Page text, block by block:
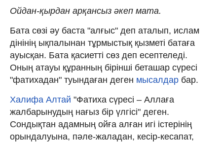
Ойдан-қырдан арқансыз әкеп мата.
Бата сөзі әу баста "алғыс" деп аталып, ислам
дінінің ықпалынан тұрмыстық қызметі батаға
ауысқан. Бата қасиетті сөз деп есептеледі.
Оның атауы құранның бірінші беташар сүресі
"фатихадан" туындаған деген мысалдар бар.
Халифа Алтай "Фатиха сүресі – Аллаға
жалбарынудың нағыз бір үлгісі" деген.
Сондықтан адамның ойға алған игі істерінің
орындалуына, пәле-жаладан, кесір-кесапат,